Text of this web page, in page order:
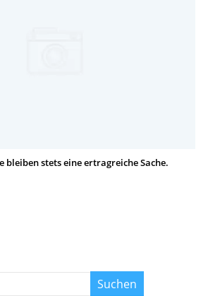
bleiben stets eine ertragreiche Sache.